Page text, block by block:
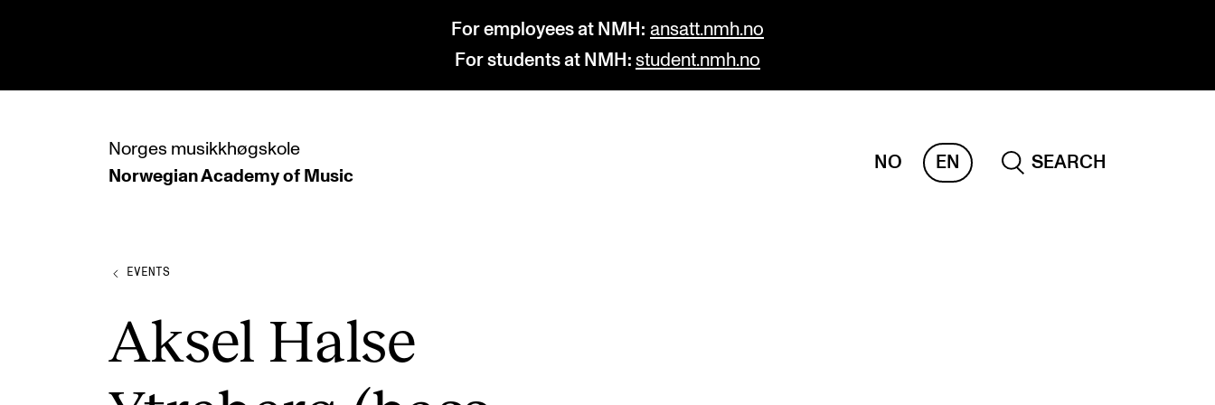
For employees at NMH: ansatt.nmh.no
For students at NMH: student.nmh.no
Norges musikkhøgskole
Norwegian Academy of Music
NO EN
SEARCH
PROGRAMMES
Undergraduate Programmes
Doctoral Studies
EVENTS
Aksel Halse